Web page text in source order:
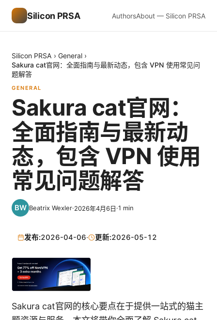
Silicon PRSA AuthorsAbout — Silicon PRSA
Silicon PRSA › General ›
Sakura cat官网：全面指南与最新动态，包含 VPN 使用常见问
题解答
GENERAL
Sakura cat官网：
全面指南与最新动
态，包含 VPN 使用
常见问题解答
Beatrix Wexler·2026年4月6日·1 min
发布:2026-04-06· 更新:2026-05-12
Sakura cat官网的核心要点在于提供一站式的猫主